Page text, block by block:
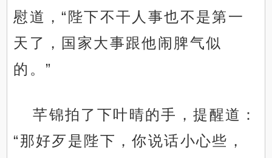
慰道，“陛下不干人事也不是第一
天了，国家大事跟他闹脾气似
的。”
芊锦拍了下叶晴的手，提醒道：
“那好歹是陛下，你说话小心些，